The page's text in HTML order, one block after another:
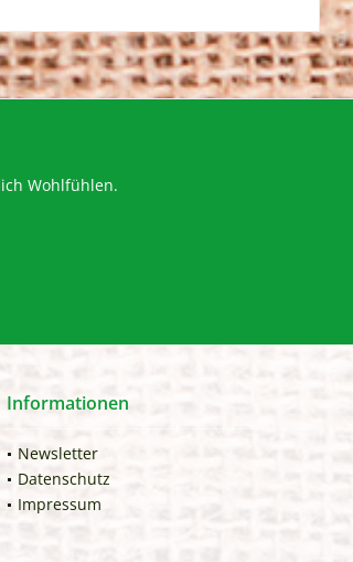
Wohlfühlen.
Informationen
Newsletter
Datenschutz
Impressum